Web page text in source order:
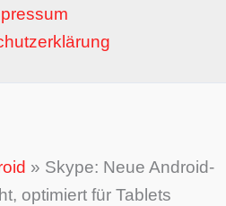
» Skype: Neue Android-
optimiert für Tablets